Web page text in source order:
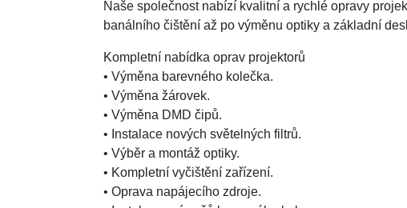
Naše společnost nabízí kvalitní a rychlé opravy
banálního čištění až po výměnu optiky a základní
Kompletní nabídka oprav projektorů
• Výměna barevného kolečka.
• Výměna žárovek.
• Výměna DMD čipů.
• Instalace nových světelných filtrů.
• Výběr a montáž optiky.
• Kompletní vyčištění zařízení.
• Oprava napájecího zdroje.